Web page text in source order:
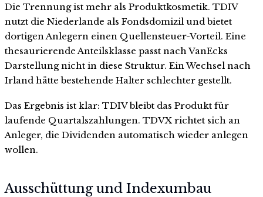
Die Trennung ist mehr als Produktkosmetik. TDIV
nutzt die Niederlande als Fondsdomizil und bietet
dortigen Anlegern einen Quellensteuer-Vorteil. Eine
thesaurierende Anteilsklasse passt nach VanEcks
Darstellung nicht in diese Struktur. Ein Wechsel nach
Irland hätte bestehende Halter schlechter gestellt.
Das Ergebnis ist klar: TDIV bleibt das Produkt für
laufende Quartalszahlungen. TDVX richtet sich an
Anleger, die Dividenden automatisch wieder anlegen
wollen.
Ausschüttung und Indexumbau